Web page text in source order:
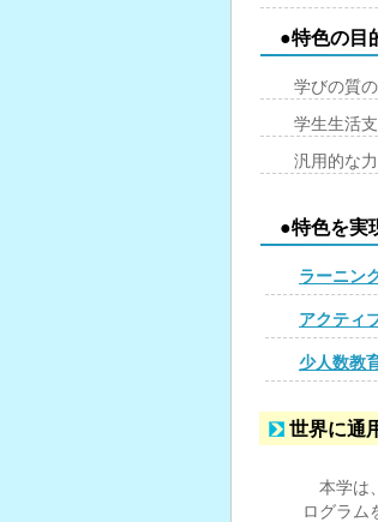
●特色の目
学びの質
学生生活
汎用的な
●特色を実
ラーニン
アクティ
少人数教
世界に通
本学は
ログラム